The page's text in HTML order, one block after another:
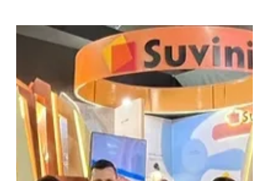
MBPM e Suvinil Pintou Mulher Juntos em Cambuí MG
pela Valorização da Classe RN Tintas, Pintoras MBPM
e Suvinil - A sinergia entre a Suvinil , referência
nacional em tintas e soluções decorativas. Em uma era
em que inovação, inclusão e diversidade se tornam
palavras-chave para o avanço social e econômico, a
presença feminina em áreas tradicionalmente
dominadas por homens ganha força e protagonismo.
Dentro desse cenário, o proje